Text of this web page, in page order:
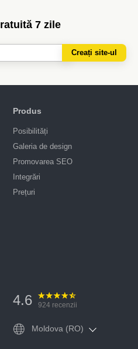
7 zile
Creați site-ul
Produs
Posibilități
Galeria de design
Promovarea SEO
Integrări
Prețuri
4.6 924 recenzii
Moldova (RO)